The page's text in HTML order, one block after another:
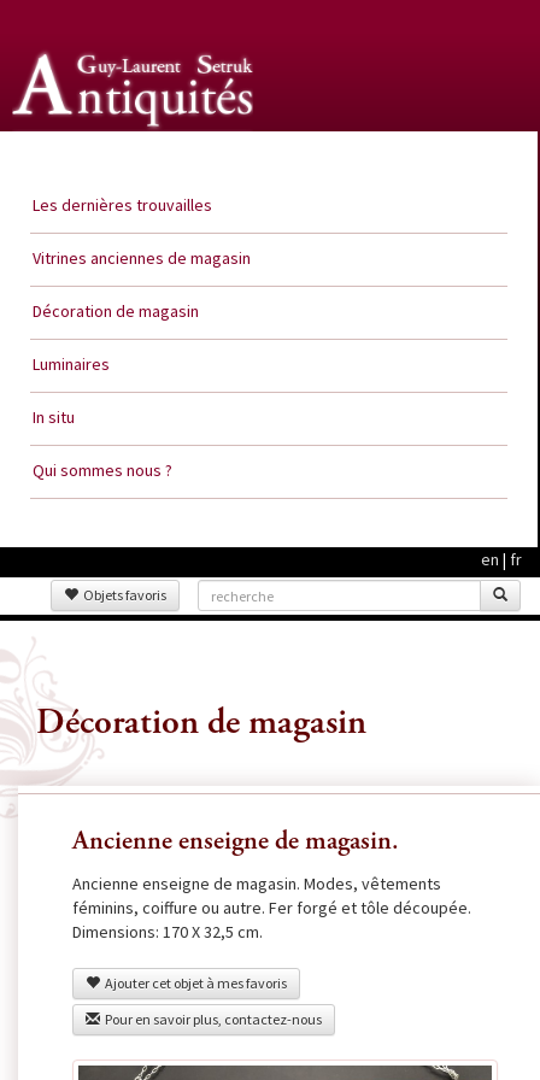
Les dernières trouvailles
Vitrines anciennes de magasin
Décoration de magasin
Luminaires
In situ
Qui sommes nous ?
en | fr
Objets favoris
Décoration de magasin
Ancienne enseigne de magasin.
Ancienne enseigne de magasin. Modes, vêtements
féminins, coiffure ou autre. Fer forgé et tôle découpée.
Dimensions: 170 X 32,5 cm.
Ajouter cet objet à mes favoris
Pour en savoir plus, contactez-nous